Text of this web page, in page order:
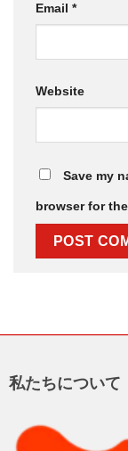
Email *
Website
Save my
browser for
私たちについて